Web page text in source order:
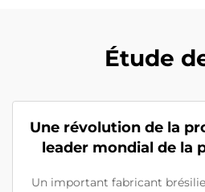
Étude
Une révolution de la
leader mondial de la
Un important fabricant